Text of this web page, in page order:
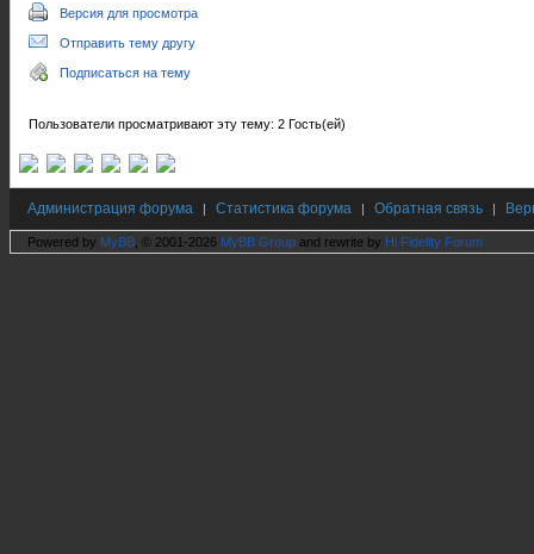
Версия для просмотра
Отправить тему другу
Подписаться на тему
Пользователи просматривают эту тему: 2 Гость(ей)
Администрация форума | Статистика форума | Обратная связь |
Powered by MyBB , © 2001-2026 MyBB Group and rewrite by Hi Fidelity Forum